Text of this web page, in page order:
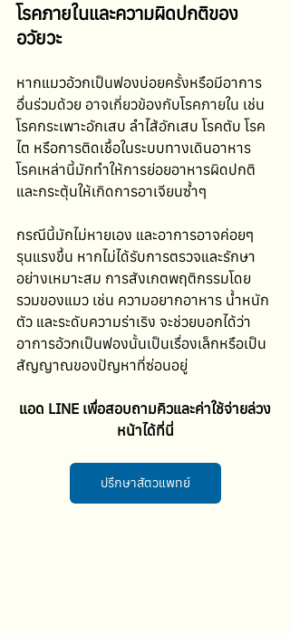
โรคภายในและความผิดปกติของ
อวัยวะ
หากแมวอ้วกเป็นฟองบ่อยครั้งหรือมีอาการ
อื่นร่วมด้วย อาจเกี่ยวข้องกับโรคภายใน เช่น
โรคกระเพาะอักเสบ ลำไส้อักเสบ โรคตับ โรค
ไต หรือการติดเชื้อในระบบทางเดินอาหาร
โรคเหล่านี้มักทำให้การย่อยอาหารผิดปกติ
และกระตุ้นให้เกิดการอาเจียนซ้ำๆ
กรณีนี้มักไม่หายเอง และอาการอาจค่อยๆ
รุนแรงขึ้น หากไม่ได้รับการตรวจและรักษา
อย่างเหมาะสม การสังเกตพฤติกรรมโดย
รวมของแมว เช่น ความอยากอาหาร น้ำหนัก
ตัว และระดับความร่าเริง จะช่วยบอกได้ว่า
อาการอ้วกเป็นฟองนั้นเป็นเรื่องเล็กหรือเป็น
สัญญาณของปัญหาที่ซ่อนอยู่
แอด LINE เพื่อสอบถามคิวและค่าใช้จ่ายล่วง
หน้าได้ที่นี่
ปรึกษาสัตวแพทย์